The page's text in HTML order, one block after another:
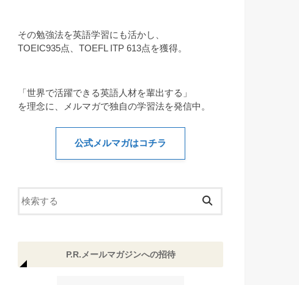
その勉強法を英語学習にも活かし、
TOEIC935点、TOEFL ITP 613点を獲得。
「世界で活躍できる英語人材を輩出する」
を理念に、メルマガで独自の学習法を発信中。
公式メルマガはコチラ
P.R.メールマガジンへの招待